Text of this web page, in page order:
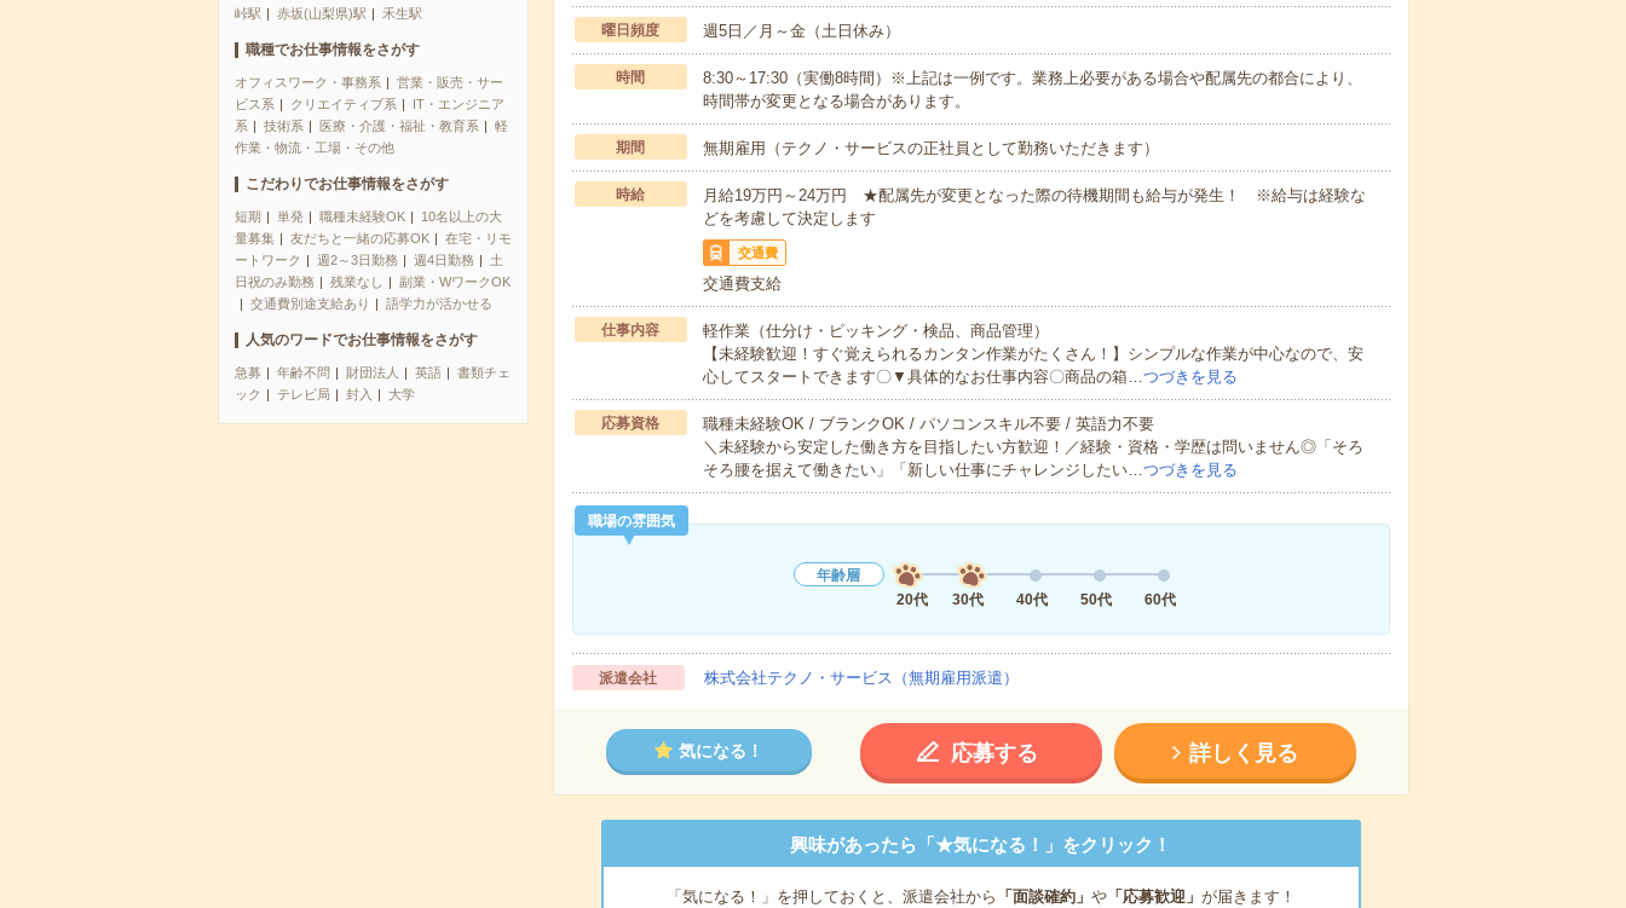
峠駅
赤坂(山梨県)駅 禾生駅
職種でお仕事情報をさがす
オフィスワーク・事務系
営業・販売・サー
ビス系
クリエイティブ系
IT・エンジニア
系
技術系 医療・介護・福祉・教育系
軽
作業・物流・工場・その他
こだわりでお仕事情報をさがす
短期 単発 職種未経験OK
10名以上の大
量募集
友だちと一緒の応募OK
在宅・リモ
ートワーク
週2～3日勤務 週4日勤務
土
日祝のみ勤務
残業なし
副業・WワークOK
交通費別途支給あり
語学力が活かせる
人気のワードでお仕事情報をさがす
急募 年齢不問 財団法人 英語
書類チェ
ック
テレビ局 封入 大学
曜日頻度 週5日／月～金（土日休み）
時間
8:30～17:30（実働8時間）※上記は一例です。業務上必要がある場合や配属先の都合により、
時間帯が変更となる場合があります。
期間 無期雇用（テクノ・サービスの正社員として勤務いただきます）
時給
月給19万円～24万円 ★配属先が変更となった際の待機期間も給与が発生！ ※給与は経験な
どを考慮して決定します
交通費
交通費支給
仕事内容
軽作業（仕分け・ピッキング・検品、商品管理）
【未経験歓迎！すぐ覚えられるカンタン作業がたくさん！】シンプルな作業が中心なので、安
心してスタートできます〇▼具体的なお仕事内容〇商品の箱…つづきを見る
応募資格
職種未経験OK / ブランクOK / パソコンスキル不要 / 英語力不要
＼未経験から安定した働き方を目指したい方歓迎！／経験・資格・学歴は問いません◎「そろ
そろ腰を据えて働きたい」「新しい仕事にチャレンジしたい…つづきを見る
職場の雰囲気
年齢層
20代
30代 40代 50代 60代
派遣会社 株式会社テクノ・サービス（無期雇用派遣）
気になる！ 応募する 詳しく見る
興味があったら「★気になる！」をクリック！
「気になる！」を押しておくと、派遣会社から 「面談確約」 や「応募歓迎」 が届きます！